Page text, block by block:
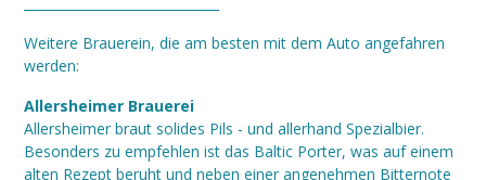
Weitere Brauerein, die am besten mit dem Auto angefahren
werden:
Allersheimer Brauerei
Allersheimer braut solides Pils - und allerhand Spezialbier.
Besonders zu empfehlen ist das Baltic Porter, was auf einem
alten Rezept beruht und neben einer angenehmen Bitternote